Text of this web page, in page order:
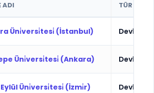
ADI TÜR
Üni̇versi̇tesi̇ (İstanbul) Devlet
Üni̇versi̇tesi̇ (Ankara) Devlet
Üni̇versi̇tesi̇ (İzmi̇r) Devlet